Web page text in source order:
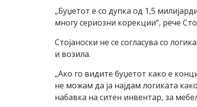
„Буџетот е со дупка од 1,5
многу сериозни корекции“, рече
Стојаноски не се согласува со
и возила.
„Ако го видите буџетот како е
не можам да ја најдам логиката
набавка на ситен инвентар, за